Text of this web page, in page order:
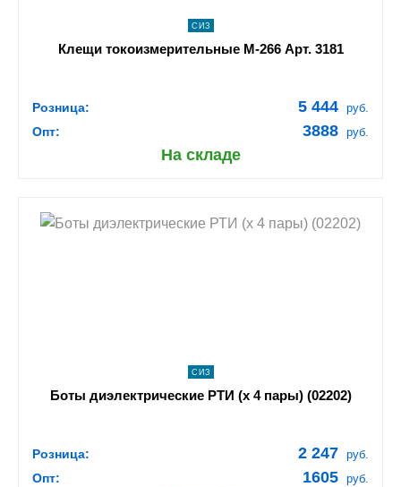
СИЗ
Клещи токоизмерительные М-266 Арт. 3181
Розница: 5 444 руб.
Опт: 3888 руб.
На складе
shopping_cart В КОРЗИНУ
СИЗ
Боты диэлектрические РТИ (х 4 пары) (02202)
Розница: 2 247 руб.
Опт: 1605 руб.